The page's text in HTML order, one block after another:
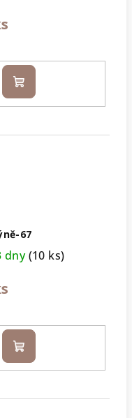
Do
košíku
67
dny(10 ks)
Do
košíku